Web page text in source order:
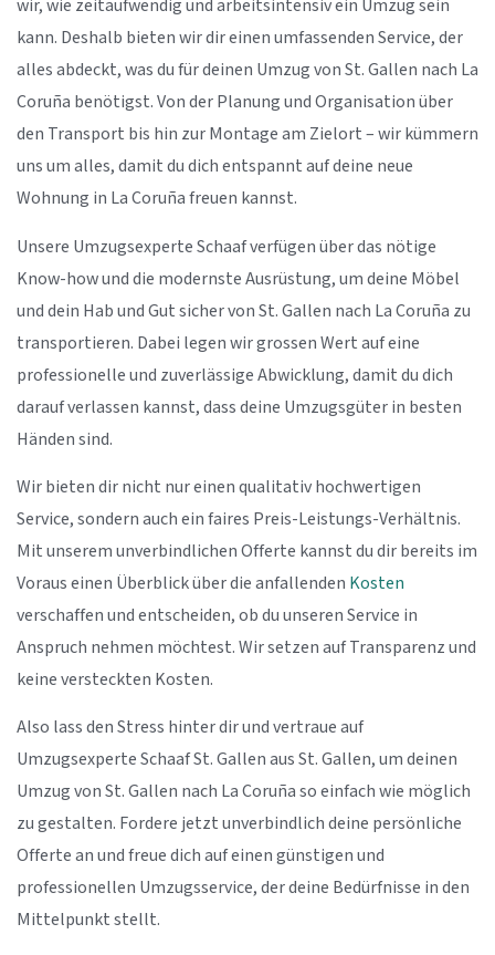
wir, wie zeitaufwendig und arbeitsintensiv ein Umzug sein
kann. Deshalb bieten wir dir einen umfassenden Service, der
alles abdeckt, was du für deinen Umzug von St. Gallen nach La
Coruña benötigst. Von der Planung und Organisation über
den Transport bis hin zur Montage am Zielort – wir kümmern
uns um alles, damit du dich entspannt auf deine neue
Wohnung in La Coruña freuen kannst.
Unsere Umzugsexperte Schaaf verfügen über das nötige
Know-how und die modernste Ausrüstung, um deine Möbel
und dein Hab und Gut sicher von St. Gallen nach La Coruña zu
transportieren. Dabei legen wir grossen Wert auf eine
professionelle und zuverlässige Abwicklung, damit du dich
darauf verlassen kannst, dass deine Umzugsgüter in besten
Händen sind.
Wir bieten dir nicht nur einen qualitativ hochwertigen
Service, sondern auch ein faires Preis-Leistungs-Verhältnis.
Mit unserem unverbindlichen Offerte kannst du dir bereits im
Voraus einen Überblick über die anfallenden Kosten
verschaffen und entscheiden, ob du unseren Service in
Anspruch nehmen möchtest. Wir setzen auf Transparenz und
keine versteckten Kosten.
Also lass den Stress hinter dir und vertraue auf
Umzugsexperte Schaaf St. Gallen aus St. Gallen, um deinen
Umzug von St. Gallen nach La Coruña so einfach wie möglich
zu gestalten. Fordere jetzt unverbindlich deine persönliche
Offerte an und freue dich auf einen günstigen und
professionellen Umzugsservice, der deine Bedürfnisse in den
Mittelpunkt stellt.